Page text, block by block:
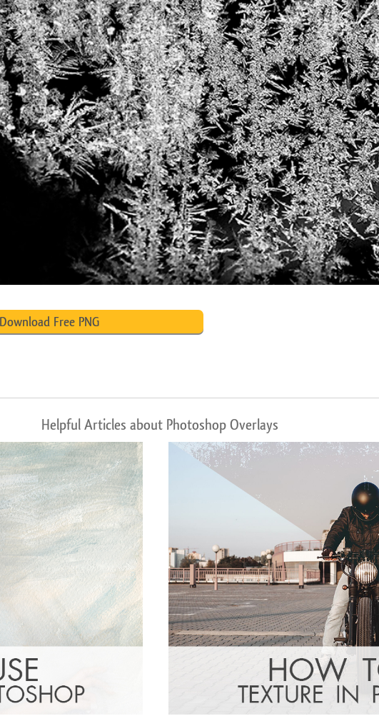
ретуши Ретушь ювелирных
изделий
Данные для обучения
ИИ
Free PNG
Helpful Articles about Photoshop Overlays